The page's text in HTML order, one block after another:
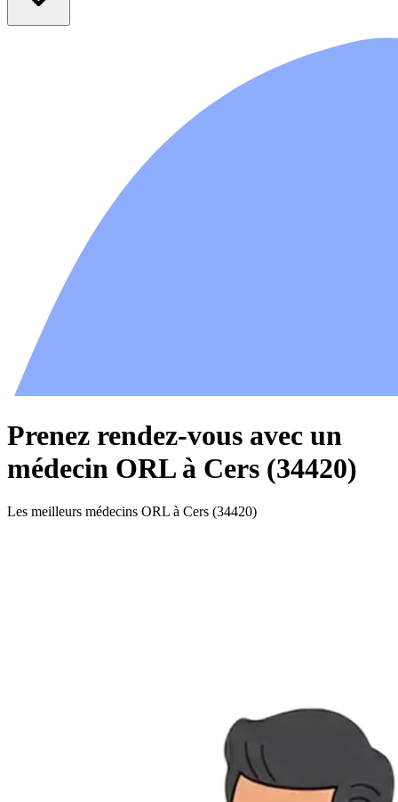
Prenez rendez-vous avec un
médecin ORL à Cers (34420)
Les meilleurs médecins ORL à Cers (34420)